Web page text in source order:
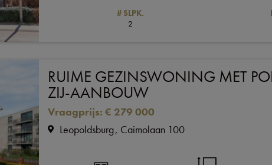
# SLPK.
2
RUIME GEZINSWONING MET
ZIJ-AANBOUW
Vraagprijs: € 279 000
Leopoldsburg Caimolaan 100